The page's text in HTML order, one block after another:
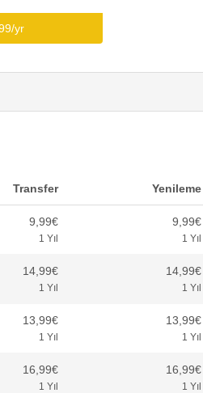
yr
Transfer Yenileme
9,99€
1 Yıl
9,99€
1 Yıl
14,99€
1 Yıl
14,99€
1 Yıl
13,99€
1 Yıl
13,99€
1 Yıl
16,99€
1 Yıl
16,99€
1 Yıl